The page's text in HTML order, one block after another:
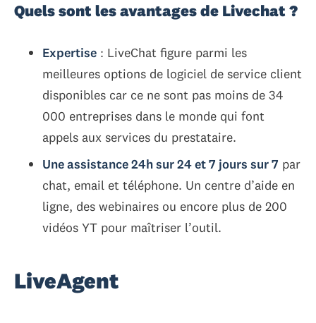
Quels sont les avantages de Livechat ?
Expertise : LiveChat figure parmi les
meilleures options de logiciel de service client
disponibles car ce ne sont pas moins de 34
000 entreprises dans le monde qui font
appels aux services du prestataire.
Une assistance 24h sur 24 et 7 jours sur 7 par
chat, email et téléphone. Un centre d’aide en
ligne, des webinaires ou encore plus de 200
vidéos YT pour maîtriser l’outil.
LiveAgent